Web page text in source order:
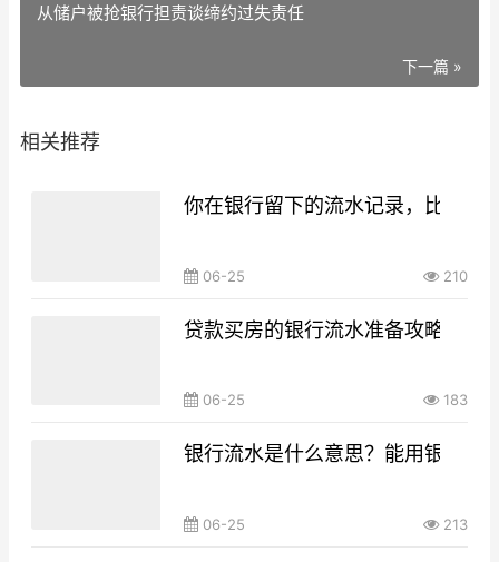
从储户被抢银行担责谈缔约过失责任
下一篇 »
相关推荐
你在银行留下的流水记录，比你想
06-25 210
贷款买房的银行流水准备攻略，你
06-25 183
银行流水是什么意思？能用银行流
06-25 213